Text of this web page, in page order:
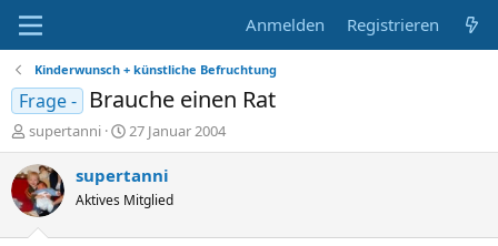
Anmelden Registrieren
Kinderwunsch + künstliche Befruchtung
Frage - Brauche einen Rat
E
r
s
t
e
supertanni
E
r
s
e
27 Januar 2004
supertanni
Aktives Mitglied